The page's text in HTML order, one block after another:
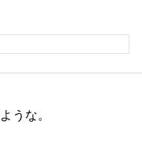
うな。